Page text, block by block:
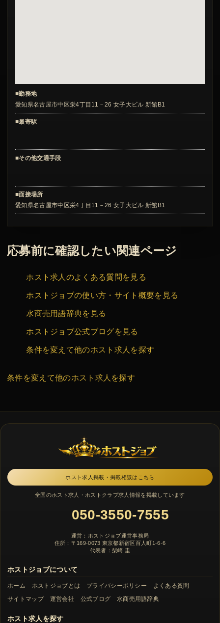
■勤務地
愛知県名古屋市中区栄4丁目11－26 女子大ビル 新館B1
■最寄駅
■その他交通手段
■面接場所
愛知県名古屋市中区栄4丁目11－26 女子大ビル 新館B1
応募前に確認したい関連ページ
ホスト求人のよくある質問を見る
ホストジョブの使い方・サイト概要を見る
水商売用語辞典を見る
ホストジョブ公式ブログを見る
条件を変えて他のホスト求人を探す
条件を変えて他のホスト求人を探す
ホスト求人掲載・掲載相談はこちら
全国のホスト求人・ホストクラブ求人情報を掲載しています
050-3550-7555
運営：ホストジョブ運営事務局
住所：〒169-0073 東京都新宿区百人町1-6-6
代表者：柴崎 圭
ホストジョブについて
ホーム ホストジョブとは プライバシーポリシー
よくある質問
サイトマップ
運営会社 公式ブログ 水商売用語辞典
ホスト求人を探す